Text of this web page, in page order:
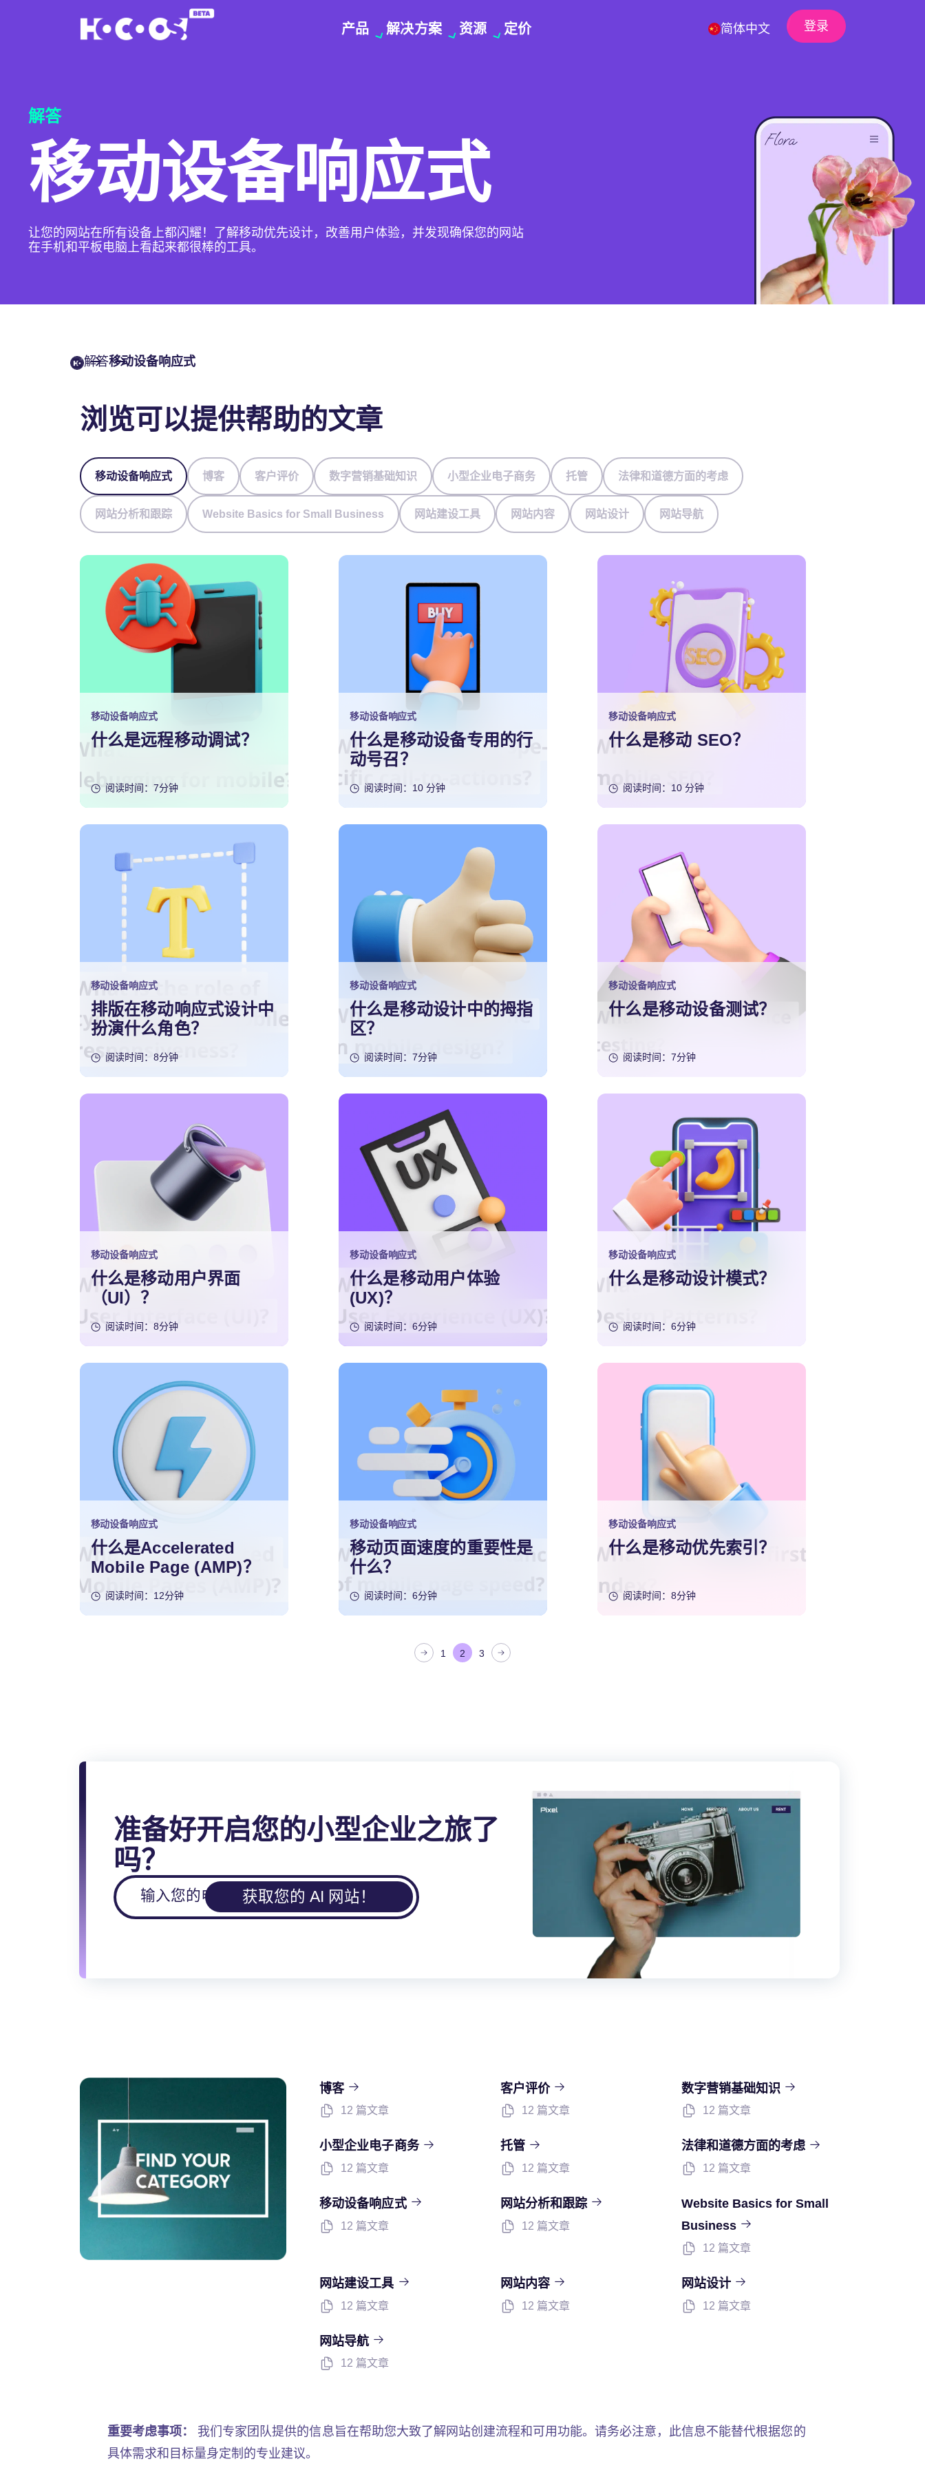
产品 解决方案 资源 定价 简体中文 登录
解答
移动设备响应式
让您的网站在所有设备上都闪耀！了解移动优先设计，改善用户体验，并发现确保您的网站
在手机和平板电脑上看起来都很棒的工具。
解答移动设备响应式
浏览可以提供帮助的文章
移动设备响应式 博客 客户评价 数字营销基础知识 小型企业电子商务 托管 法律和道德方面的考虑
网站分析和跟踪 Website Basics for Small Business 网站建设工具 网站内容 网站设计 网站导航
移动设备响应式
什么是远程移动调试？
阅读时间：7分钟
移动设备响应式
什么是移动设备专用的行
动号召？
阅读时间：10 分钟
移动设备响应式
什么是移动 SEO？
阅读时间：10 分钟
移动设备响应式
排版在移动响应式设计中
扮演什么角色？
阅读时间：8分钟
移动设备响应式
什么是移动设计中的拇指
区？
阅读时间：7分钟
移动设备响应式
什么是移动设备测试？
阅读时间：7分钟
移动设备响应式
什么是移动用户界面
（UI）？
阅读时间：8分钟
移动设备响应式
什么是移动用户体验
(UX)？
阅读时间：6分钟
移动设备响应式
什么是移动设计模式？
阅读时间：6分钟
移动设备响应式
什么是Accelerated
Mobile Page (AMP)？
阅读时间：12分钟
移动设备响应式
移动页面速度的重要性是
什么？
阅读时间：6分钟
移动设备响应式
什么是移动优先索引？
阅读时间：8分钟
1 2 3
准备好开启您的小型企业之旅了
吗？
获取您的 AI 网站！
博客
12 篇文章
客户评价
12 篇文章
数字营销基础知识
12 篇文章
小型企业电子商务
12 篇文章
托管
12 篇文章
法律和道德方面的考虑
12 篇文章
移动设备响应式
12 篇文章
网站分析和跟踪
12 篇文章
Website Basics for Small
Business
12 篇文章
网站建设工具
12 篇文章
网站内容
12 篇文章
网站设计
12 篇文章
网站导航
12 篇文章
重要考虑事项：
我们专家团队提供的信息旨在帮助您大致了解网站创建流程和可用功能。请务必注意，此信息不能替代根据您的
具体需求和目标量身定制的专业建议。